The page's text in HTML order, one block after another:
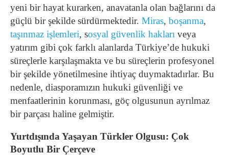
yeni bir hayat kurarken, anavatanla olan bağlarını da
güçlü bir şekilde sürdürmektedir. Miras, boşanma,
taşınmaz işlemleri, sosyal güvenlik hakları veya
yatırım gibi çok farklı alanlarda Türkiye’de hukuki
süreçlerle karşılaşmakta ve bu süreçlerin profesyonel
bir şekilde yönetilmesine ihtiyaç duymaktadırlar. Bu
nedenle, diasporamızın hukuki güvenliği ve
menfaatlerinin korunması, göç olgusunun ayrılmaz
bir parçası haline gelmiştir.
Yurtdışında Yaşayan Türkler Olgusu: Çok
Boyutlu Bir Çerçeve